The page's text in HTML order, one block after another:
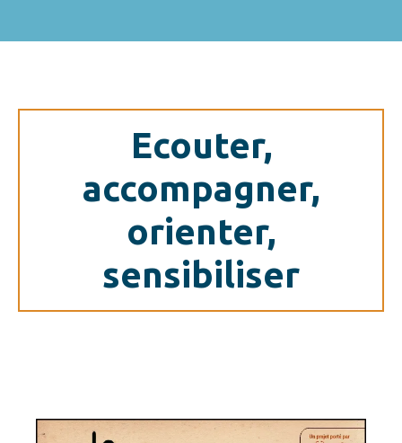
Ecouter,
accompagner,
orienter,
sensibiliser